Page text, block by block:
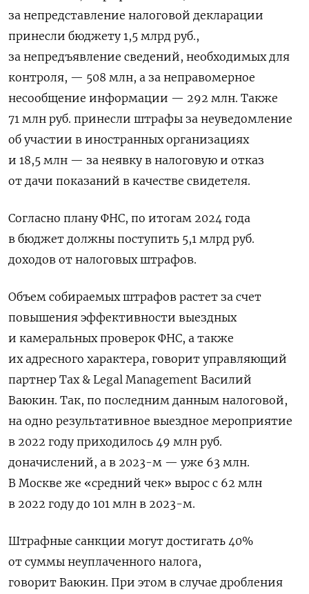
за непредставление налоговой декларации
принесли бюджету 1,5 млрд руб.,
за непредъявление сведений, необходимых для
контроля, — 508 млн, а за неправомерное
несообщение информации — 292 млн. Также
71 млн руб. принесли штрафы за неуведомление
об участии в иностранных организациях
и 18,5 млн — за неявку в налоговую и отказ
от дачи показаний в качестве свидетеля.
Согласно плану ФНС, по итогам 2024 года
в бюджет должны поступить 5,1 млрд руб.
доходов от налоговых штрафов.
Объем собираемых штрафов растет за счет
повышения эффективности выездных
и камеральных проверок ФНС, а также
их адресного характера, говорит управляющий
партнер Tax & Legal Management Василий
Ваюкин. Так, по последним данным налоговой,
на одно результативное выездное мероприятие
в 2022 году приходилось 49 млн руб.
доначислений, а в 2023-м — уже 63 млн.
В Москве же «средний чек» вырос с 62 млн
в 2022 году до 101 млн в 2023-м.
Штрафные санкции могут достигать 40%
от суммы неуплаченного налога,
говорит Ваюкин. При этом в случае дробления